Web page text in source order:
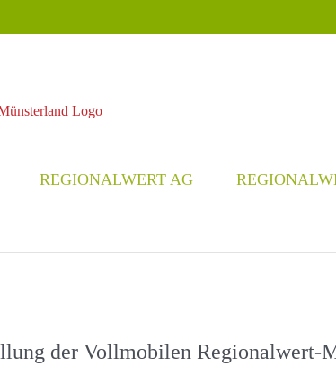
REGIONALWERT AG
der Vollmobilen Regionalwert-